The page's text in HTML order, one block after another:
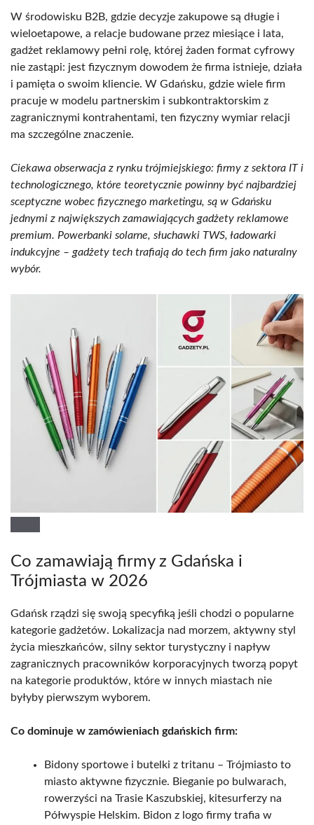
W środowisku B2B, gdzie decyzje zakupowe są długie i
wieloetapowe, a relacje budowane przez miesiące i lata,
gadżet reklamowy pełni rolę, której żaden format cyfrowy
nie zastąpi: jest fizycznym dowodem że firma istnieje, działa
i pamięta o swoim kliencie. W Gdańsku, gdzie wiele firm
pracuje w modelu partnerskim i subkontraktorskim z
zagranicznymi kontrahentami, ten fizyczny wymiar relacji
ma szczególne znaczenie.
Ciekawa obserwacja z rynku trójmiejskiego: firmy z sektora IT i
technologicznego, które teoretycznie powinny być najbardziej
sceptyczne wobec fizycznego marketingu, są w Gdańsku
jednymi z największych zamawiających gadżety reklamowe
premium. Powerbanki solarne, słuchawki TWS, ładowarki
indukcyjne – gadżety tech trafiają do tech firm jako naturalny
wybór.
Co zamawiają firmy z Gdańska i
Trójmiasta w 2026
Gdańsk rządzi się swoją specyfiką jeśli chodzi o popularne
kategorie gadżetów. Lokalizacja nad morzem, aktywny styl
życia mieszkańców, silny sektor turystyczny i napływ
zagranicznych pracowników korporacyjnych tworzą popyt
na kategorie produktów, które w innych miastach nie
byłyby pierwszym wyborem.
Co dominuje w zamówieniach gdańskich firm:
Bidony sportowe i butelki z tritanu – Trójmiasto to
miasto aktywne fizycznie. Bieganie po bulwarach,
rowerzyści na Trasie Kaszubskiej, kitesurferzy na
Półwyspie Helskim. Bidon z logo firmy trafia w